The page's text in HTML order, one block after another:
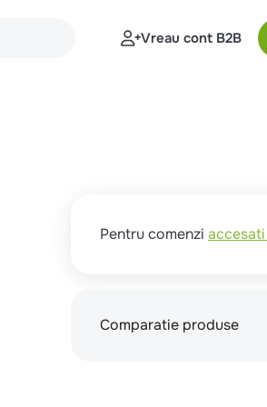
Vreau cont B2B
Pentru comenzi
Comparatie produse